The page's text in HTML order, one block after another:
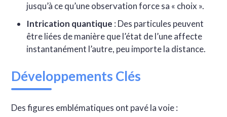
jusqu’à ce qu’une observation force sa « choix ».
Intrication quantique : Des particules peuvent
être liées de manière que l’état de l’une affecte
instantanément l’autre, peu importe la distance.
Développements Clés
Des figures emblématiques ont pavé la voie :